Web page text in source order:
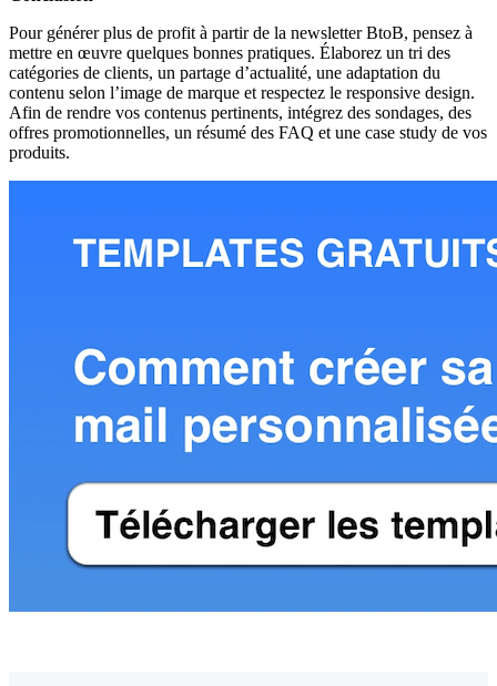
Pour générer plus de profit à partir de la newsletter BtoB, pensez à
mettre en œuvre quelques bonnes pratiques. Élaborez un tri des
catégories de clients, un partage d’actualité, une adaptation du
contenu selon l’image de marque et respectez le responsive design.
Afin de rendre vos contenus pertinents, intégrez des sondages, des
offres promotionnelles, un résumé des FAQ et une case study de vos
produits.